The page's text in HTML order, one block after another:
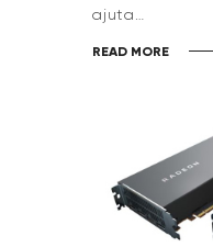
ajuta…
READ MORE